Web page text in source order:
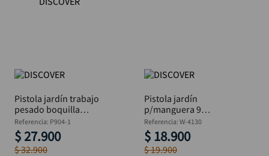
Pistola jardín trabajo
pesado boquilla
bronce DISCOVER
Referencia: P904-1
$ 27.900
$32.900
Pistola jardín
p/manguera 9
chorros DISCOVER
Referencia: W-4130
$ 18.900
$19.900